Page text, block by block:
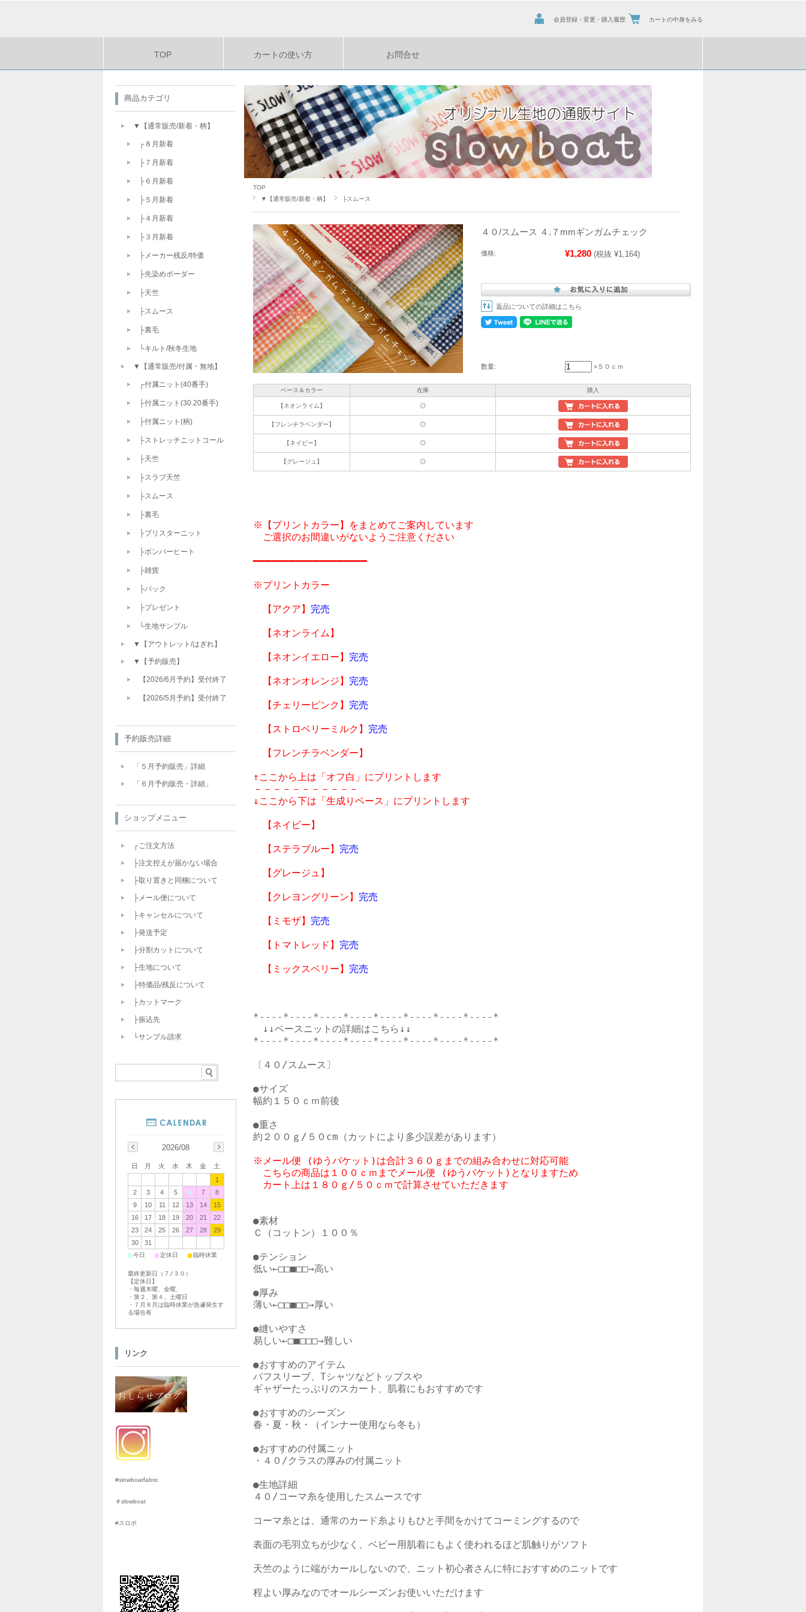
会員登録・変更・購入履歴 カートの中身をみる
TOP カートの使い方 お問合せ
TOP
▼【通常販売/新着・柄】
├スムース
４０/スムース ４.７mmギンガムチェック
価格: ¥1,280 (税抜 ¥1,164)
返品についての詳細はこちら
数量: ×５０ｃｍ
ベース＆カラー 在庫 購入
【ネオンライム】 ◎
【フレンチラベンダー】 ◎
【ネイビー】 ◎
【グレージュ】 ◎
※【プリントカラー】をまとめてご案内しています
ご選択のお間違いがないようご注意ください
━━━━━━━━━━━━━━━━━━━
※プリントカラー
【アクア】 完売
【ネオンライム】
【ネオンイエロー】 完売
【ネオンオレンジ】 完売
【チェリーピンク】 完売
【ストロベリーミルク】 完売
【フレンチラベンダー】
↑ここから上は「オフ白」にプリントします
－－－－－－－－－－－
↓ここから下は「生成りベース」にプリントします
【ネイビー】
【ステラブルー】 完売
【グレージュ】
【クレヨングリーン】 完売
【ミモザ】 完売
【トマトレッド】 完売
【ミックスベリー】 完売
*----*----*----*----*----*----*----*----*
↓↓ベースニットの詳細はこちら↓↓
*----*----*----*----*----*----*----*----*
〔４０/スムース〕
●サイズ
幅約１５０ｃｍ前後
●重さ
※メール便 (ゆうパケット)は合計３６０ｇまでの組み合わせに対応可能
こちらの商品は１００ｃｍまでメール便 (ゆうパケット)となりますため
●素材
Ｃ（コットン）１００％
●テンション
低い←□□■□□→高い
●厚み
薄い←□□■□□→厚い
●縫いやすさ
易しい←□■□□□→難しい
●おすすめのアイテム
パフスリーブ、Tシャツなどトップスや
ギャザーたっぷりのスカート、肌着にもおすすめです
●おすすめのシーズン
春・夏・秋・（インナー使用なら冬も）
●おすすめの付属ニット
・４０/クラスの厚みの付属ニット
●生地詳細
４０/コーマ糸を使用したスムースです
コーマ糸とは、通常のカード糸よりもひと手間をかけてコーミングするので
表面の毛羽立ちが少なく、ベビー用肌着にもよく使われるほど肌触りがソフト
天竺のように端がカールしないので、ニット初心者さんに特におすすめのニットです
程よい厚みなのでオールシーズンお使いいただけます
商品カテゴリ
▼【通常販売/新着・柄】
┌８月新着
├７月新着
├６月新着
├５月新着
├４月新着
├３月新着
├メーカー残反/特価
├先染めボーダー
├天竺
├スムース
├裏毛
└キルト/秋冬生地
▼【通常販売/付属・無地】
┌付属ニット(40番手)
├付属ニット(30.20番手)
├付属ニット(柄)
├ストレッチニットコール
├天竺
├スラブ天竺
├スムース
├裏毛
├ブリスターニット
├ボンバーヒート
├雑貨
├パック
├プレゼント
└生地サンプル
▼【アウトレット/はぎれ】
▼【予約販売】
【2026/6月予約】受付終了
【2026/5月予約】受付終了
予約販売詳細
「５月予約販売」詳細
「６月予約販売・詳細」
ショップメニュー
┌ご注文方法
├注文控えが届かない場合
├取り置きと同梱について
├メール便について
├キャンセルについて
├発送予定
├分割カットについて
├生地について
├特価品/残反について
├カットマーク
├振込先
└サンプル請求
2026/08
日 月 火 水 木 金
土
1
2
3 4 5 6 7
8
9
10 11 12 13 14
15
16
17 18 19 20 21
22
23
24 25 26 27 28
29
30
31
■今日 ■定休日 ■臨時休業
最終更新日（７/３０）
【定休日】
・毎週木曜、金曜、
・第２、第４、土曜日
・７月８月は臨時休業が急遽発生す
る場合有
リンク
#slowboatfabric
＃slowboat
#スロボ